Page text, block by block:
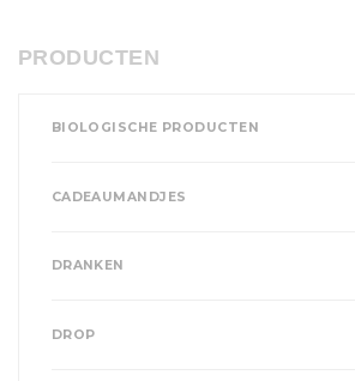
PRODUCTEN
BIOLOGISCHE PRODUCTEN
CADEAUMANDJES
DRANKEN
DROP